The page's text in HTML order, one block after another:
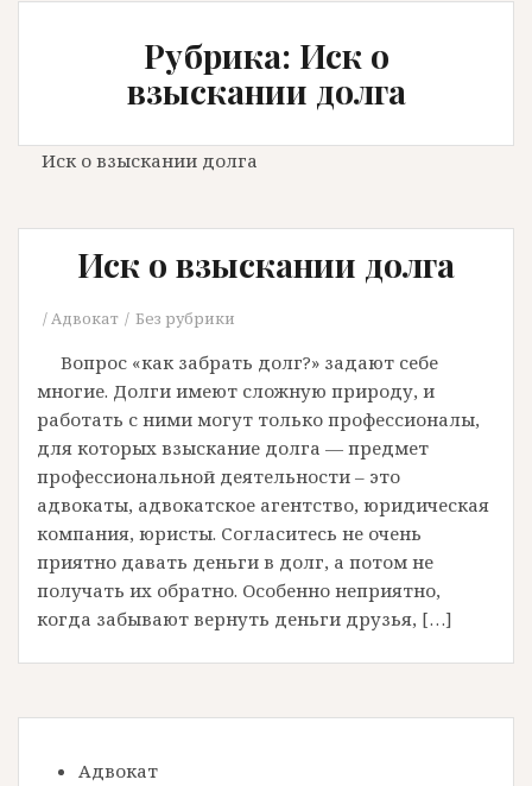
Рубрика: Иск о
взыскании долга
Иск о взыскании долга
Иск о взыскании долга
Адвокат Без рубрики
Вопрос «как забрать долг?» задают себе
многие. Долги имеют сложную природу, и
работать с ними могут только профессионалы,
для которых взыскание долга — предмет
профессиональной деятельности – это
адвокаты, адвокатское агентство, юридическая
компания, юристы. Согласитесь не очень
приятно давать деньги в долг, а потом не
получать их обратно. Особенно неприятно,
когда забывают вернуть деньги друзья, […]
Адвокат